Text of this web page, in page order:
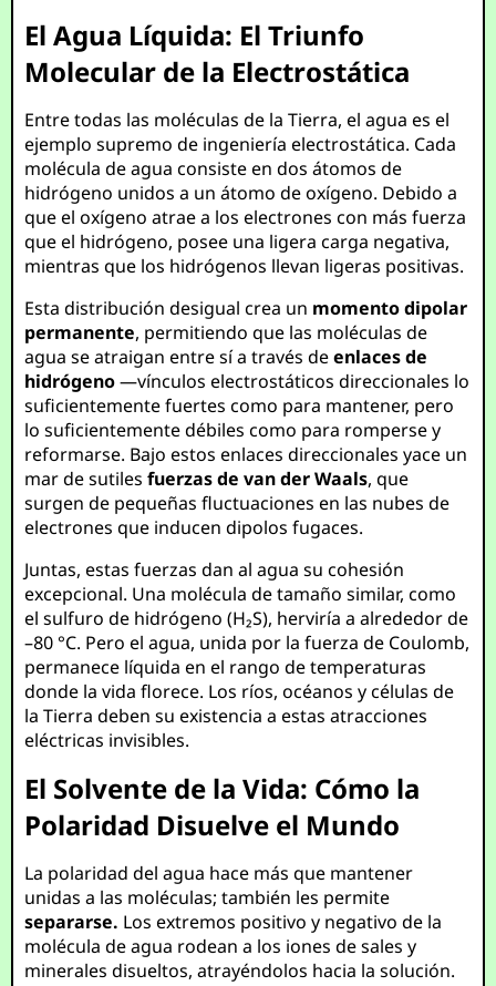
El Agua Líquida: El Triunfo
Molecular de la Electrostática
Entre todas las moléculas de la Tierra, el agua es el
ejemplo supremo de ingeniería electrostática. Cada
molécula de agua consiste en dos átomos de
hidrógeno unidos a un átomo de oxígeno. Debido a
que el oxígeno atrae a los electrones con más fuerza
que el hidrógeno, posee una ligera carga negativa,
mientras que los hidrógenos llevan ligeras positivas.
Esta distribución desigual crea un momento dipolar
permanente, permitiendo que las moléculas de
agua se atraigan entre sí a través deenlaces de
hidrógeno—vínculos electrostáticos direccionales lo
suficientemente fuertes como para mantener, pero
lo suficientemente débiles como para romperse y
reformarse. Bajo estos enlaces direccionales yace un
mar de sutilesfuerzas de van der Waals, que
surgen de pequeñas fluctuaciones en las nubes de
electrones que inducen dipolos fugaces.
Juntas, estas fuerzas dan al agua su cohesión
excepcional. Una molécula de tamaño similar, como
el sulfuro de hidrógeno (H₂S), herviría a alrededor de
–80 °C. Pero el agua, unida por la fuerza de Coulomb,
permanece líquida en el rango de temperaturas
donde la vida florece. Los ríos, océanos y células de
la Tierra deben su existencia a estas atracciones
eléctricas invisibles.
El Solvente de la Vida: Cómo la
Polaridad Disuelve el Mundo
La polaridad del agua hace más que mantener
unidas a las moléculas; también les permite
separarse. Los extremos positivo y negativo de la
molécula de agua rodean a los iones de sales y
minerales disueltos, atrayéndolos hacia la solución.